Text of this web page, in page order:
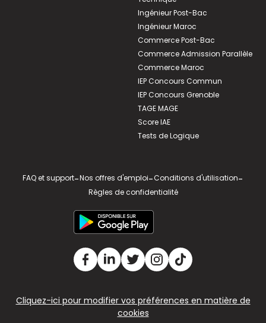
Ingénieur Post-Bac
Ingénieur Maroc
Commerce Post-Bac
Commerce Admission Parallèle
Commerce Maroc
IEP Concours Commun
IEP Concours Grenoble
TAGE MAGE
Score IAE
Tests de Logique
FAQ et support-Nos offres d'emploi-Conditions d'utilisation-
Règles de confidentialité
Cliquez-ici pour modifier vos préférences en matière de
cookies